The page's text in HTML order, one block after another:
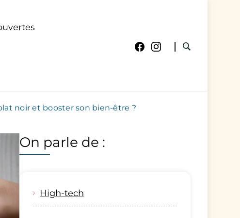
noir et booster son bien-être ?
On parle de :
High-tech